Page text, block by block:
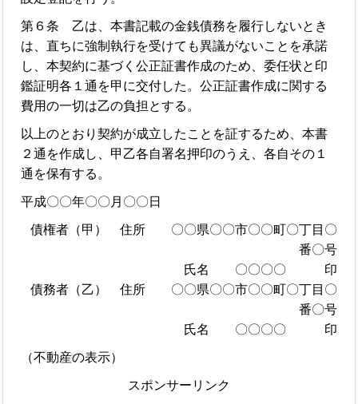
第６条 乙は、本書記載の金銭債務を履行しないとき
は、直ちに強制執行を受けても異議がないことを承諾
し、本契約に基づく公正証書作成のため、委任状と印
鑑証明各１通を甲に交付した。公正証書作成に関する
費用の一切は乙の負担とする。
以上のとおり契約が成立したことを証するため、本書
２通を作成し、甲乙各自署名押印のうえ、各自その１
通を保有する。
平成〇〇年〇〇月〇〇日
債権者（甲） 住所 〇〇県〇〇市〇〇町〇丁目〇
番〇号
氏名 〇〇〇〇 印
債務者（乙） 住所 〇〇県〇〇市〇〇町〇丁目〇
番〇号
氏名 〇〇〇〇 印
（不動産の表示）
スポンサーリンク